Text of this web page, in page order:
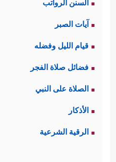
السنن الرواتب
آيات الصبر
قيام الليل وفضله
فضائل صلاة الفجر
الصلاة على النبي
الأذكار
الرقية الشرعية